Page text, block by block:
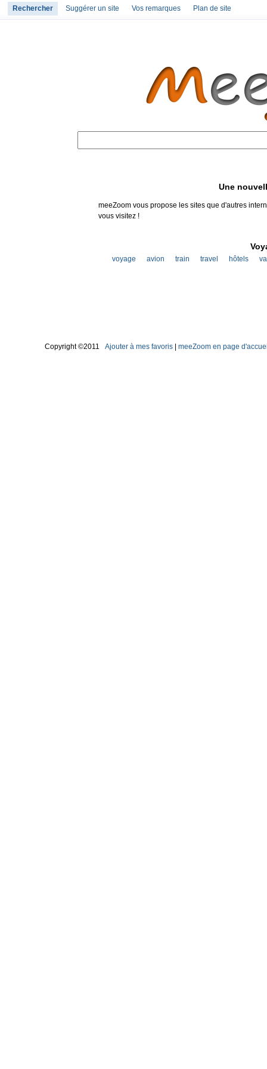
Rechercher Suggérer un site Vos remarques Plan de site
Une
meeZoom vous propose les sites que d'autres
vous visitez !
voyage avion train travel hôtels
Copyright ©2011 Ajouter à mes favoris meeZoom en page